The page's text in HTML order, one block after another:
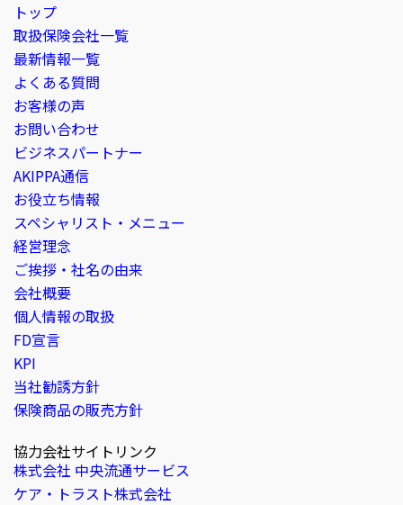
トップ
取扱保険会社一覧
最新情報一覧
よくある質問
お客様の声
お問い合わせ
ビジネスパートナー
AKIPPA通信
お役立ち情報
スペシャリスト・メニュー
経営理念
ご挨拶・社名の由来
会社概要
個人情報の取扱
FD宣言
KPI
当社勧誘方針
保険商品の販売方針
協力会社サイトリンク
株式会社 中央流通サービス
ケア・トラスト株式会社